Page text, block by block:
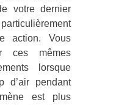
votre dernier
action. Vous
ces mêmes
lorsque
d’air pendant
est plus